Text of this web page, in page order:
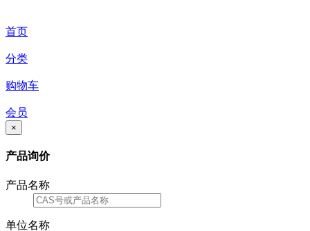
首页
分类
购物车
会员
×
产品询价
产品名称
单位名称